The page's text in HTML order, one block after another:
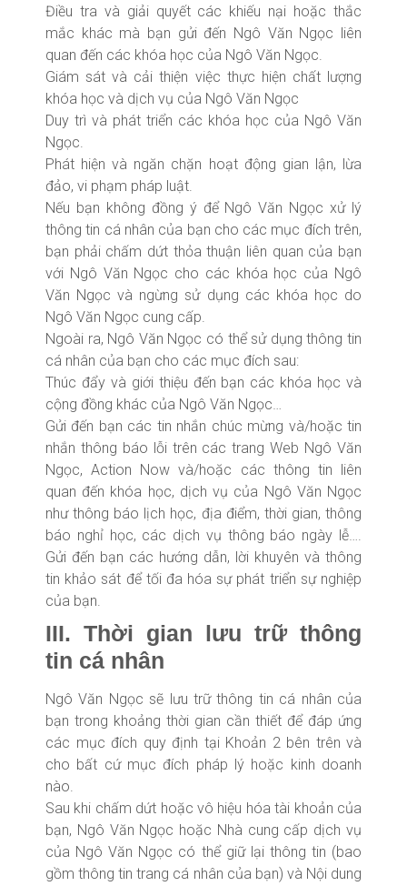
Điều tra và giải quyết các khiếu nại hoặc thắc
mắc khác mà bạn gửi đến Ngô Văn Ngọc liên
quan đến các khóa học của Ngô Văn Ngọc.
Giám sát và cải thiện việc thực hiện chất lượng
khóa học và dịch vụ của Ngô Văn Ngọc
Duy trì và phát triển các khóa học của Ngô Văn
Ngọc.
Phát hiện và ngăn chặn hoạt động gian lận, lừa
đảo, vi phạm pháp luật.
Nếu bạn không đồng ý để Ngô Văn Ngọc xử lý
thông tin cá nhân của bạn cho các mục đích trên,
bạn phải chấm dứt thỏa thuận liên quan của bạn
với Ngô Văn Ngọc cho các khóa học của Ngô
Văn Ngọc và ngừng sử dụng các khóa học do
Ngô Văn Ngọc cung cấp.
Ngoài ra, Ngô Văn Ngọc có thể sử dụng thông tin
cá nhân của bạn cho các mục đích sau:
Thúc đẩy và giới thiệu đến bạn các khóa học và
cộng đồng khác của Ngô Văn Ngọc…
Gửi đến bạn các tin nhắn chúc mừng và/hoặc tin
nhắn thông báo lỗi trên các trang Web Ngô Văn
Ngọc, Action Now và/hoặc các thông tin liên
quan đến khóa học, dịch vụ của Ngô Văn Ngọc
như thông báo lịch học, địa điểm, thời gian, thông
báo nghỉ học, các dịch vụ thông báo ngày lễ….
Gửi đến bạn các hướng dẫn, lời khuyên và thông
tin khảo sát để tối đa hóa sự phát triển sự nghiệp
của bạn.
III. Thời gian lưu trữ thông
tin cá nhân
Ngô Văn Ngọc sẽ lưu trữ thông tin cá nhân của
bạn trong khoảng thời gian cần thiết để đáp ứng
các mục đích quy định tại Khoản 2 bên trên và
cho bất cứ mục đích pháp lý hoặc kinh doanh
nào.
Sau khi chấm dứt hoặc vô hiệu hóa tài khoản của
bạn, Ngô Văn Ngọc hoặc Nhà cung cấp dịch vụ
của Ngô Văn Ngọc có thể giữ lại thông tin (bao
gồm thông tin trang cá nhân của bạn) và Nội dung